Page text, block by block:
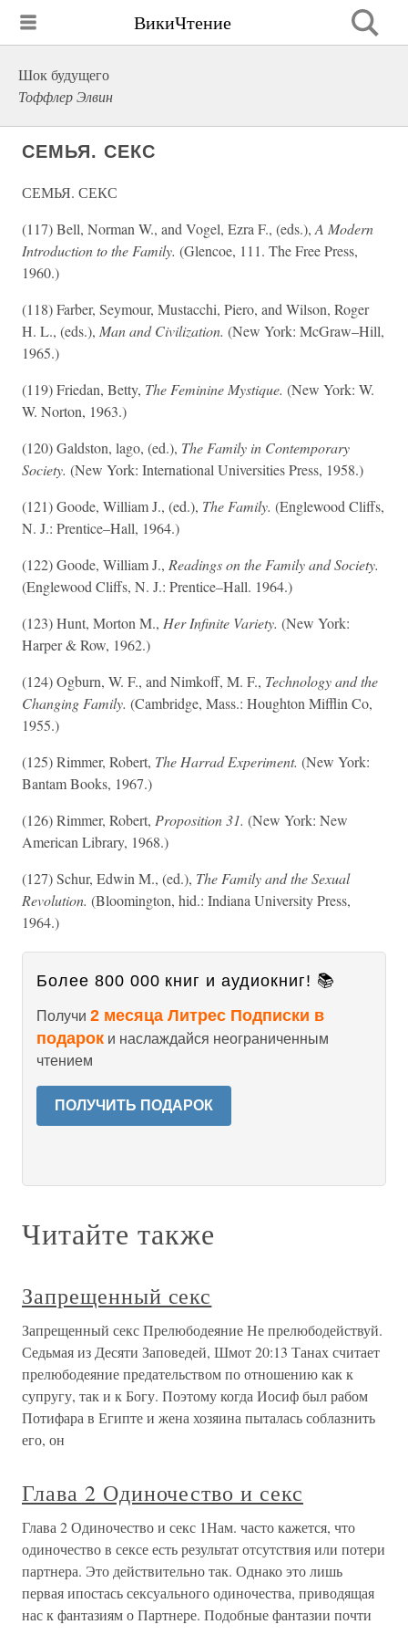
ВикиЧтение
Шок будущего
Тоффлер Элвин
СЕМЬЯ. СЕКС
СЕМЬЯ. СЕКС
(117) Bell, Norman W., and Vogel, Ezra F., (eds.), A Modern
Introduction to the Family. (Glencoe, 111. The Free Press,
1960.)
(118) Farber, Seymour, Mustacchi, Piero, and Wilson, Roger
H. L., (eds.), Man and Civilization. (New York: McGraw–Hill,
1965.)
(119) Friedan, Betty, The Feminine Mystique. (New York: W.
W. Norton, 1963.)
(120) Galdston, lago, (ed.), The Family in Contemporary
Society. (New York: International Universities Press, 1958.)
(121) Goode, William J., (ed.), The Family. (Englewood Cliffs,
N. J.: Prentice–Hall, 1964.)
(122) Goode, William J., Readings on the Family and Society.
(Englewood Cliffs, N. J.: Prentice–Hall. 1964.)
(123) Hunt, Morton M., Her Infinite Variety. (New York:
Harper & Row, 1962.)
(124) Ogburn, W. F., and Nimkoff, M. F., Technology and the
Changing Family. (Cambridge, Mass.: Houghton Mifflin Co,
1955.)
(125) Rimmer, Robert, The Harrad Experiment. (New York:
Bantam Books, 1967.)
(126) Rimmer, Robert, Proposition 31. (New York: New
American Library, 1968.)
(127) Schur, Edwin M., (ed.), The Family and the Sexual
Revolution. (Bloomington, hid.: Indiana University Press,
1964.)
Более 800 000 книг и аудиокниг! 📚
Получи 2 месяца Литрес Подписки в
подарок и наслаждайся неограниченным
чтением
ПОЛУЧИТЬ ПОДАРОК
Читайте также
Запрещенный секс
Запрещенный секс Прелюбодеяние Не прелюбодействуй.
Седьмая из Десяти Заповедей, Шмот 20:13 Танах считает
прелюбодеяние предательством по отношению как к
супругу, так и к Богу. Поэтому когда Иосиф был рабом
Потифара в Египте и жена хозяина пыталась соблазнить
его, он
Глава 2 Одиночество и секс
Глава 2 Одиночество и секс 1Нам. часто кажется, что
одиночество в сексе есть результат отсутствия или потери
партнера. Это действительно так. Однако это лишь
первая ипостась сексуального одиночества, приводящая
нас к фантазиям о Партнере. Подобные фантазии почти